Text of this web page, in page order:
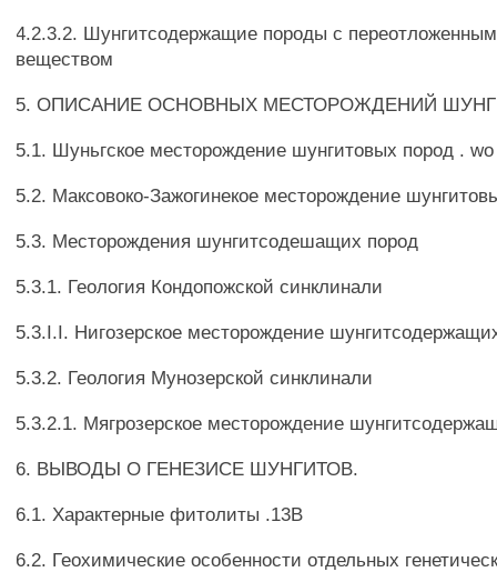
4.2.3.2. Шунгитсодержащие породы с
веществом
5. ОПИСАНИЕ ОСНОВНЫХ МЕСТОРОЖДЕНИЙ
5.1. Шуньгское месторождение шунгитовых пород . wo
5.2. Максовоко-Зажогинекое месторождение
5.3. Месторождения шунгитсодешащих пород
5.3.1. Геология Кондопожской синклинали
5.3.I.I. Нигозерское месторождение
5.3.2. Геология Мунозерской синклинали
5.3.2.1. Мягрозерское месторождение
6. ВЫВОДЫ О ГЕНЕЗИСЕ ШУНГИТОВ.
6.1. Характерные фитолиты .13В
6.2. Геохимические особенности отдельных